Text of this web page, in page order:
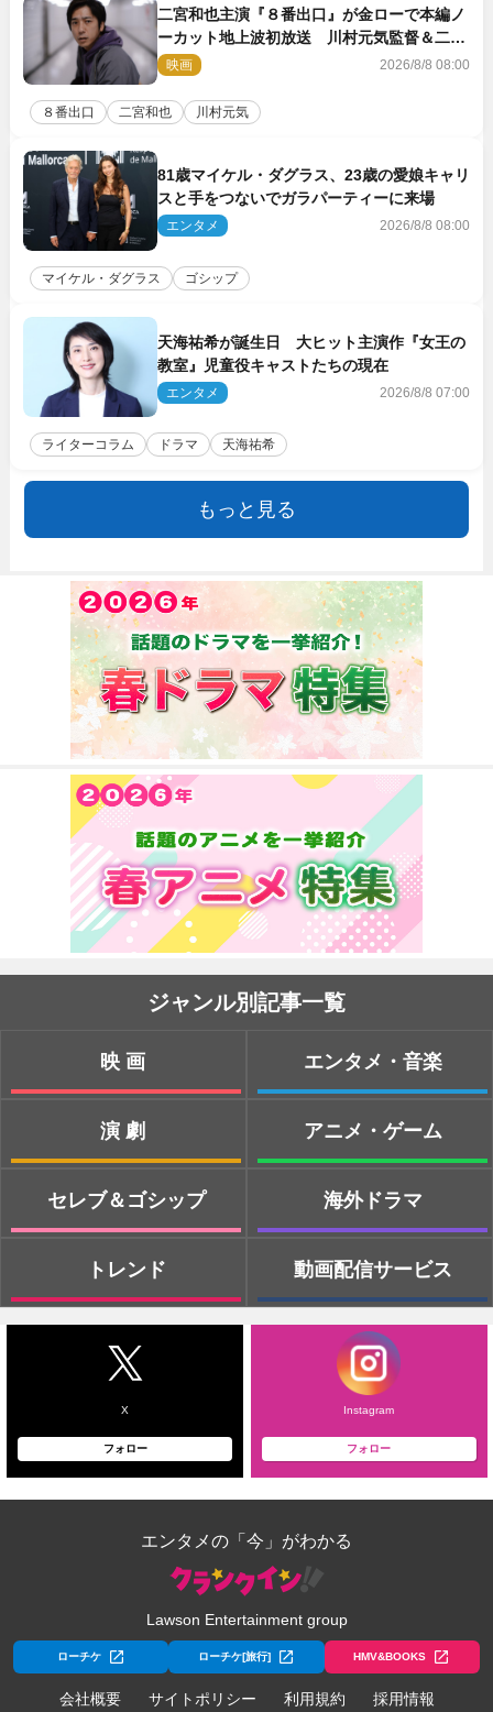
二宮和也主演『８番出口』が金ローで本編ノ
ーカット地上波初放送 川村元気監督＆二宮
コメント到着
映画 2026/8/8 08:00
８番出口 二宮和也 川村元気
81歳マイケル・ダグラス、23歳の愛娘キャリ
スと手をつないでガラパーティーに来場
エンタメ 2026/8/8 08:00
マイケル・ダグラス ゴシップ
天海祐希が誕生日 大ヒット主演作『女王の
教室』児童役キャストたちの現在
エンタメ 2026/8/8 07:00
ライターコラム ドラマ 天海祐希
もっと見る
ジャンル別記事一覧
映画
演劇
セレブ＆ゴシップ
トレンド
エンタメ・音楽
アニメ・ゲーム
海外ドラマ
動画配信サービス
X
フォロー
Instagram
フォロー
エンタメの「今」がわかる
Lawson Entertainment group
ローチケ ローチケ[旅行] HMV&BOOKS
会社概要 サイトポリシー 利用規約 採用情報